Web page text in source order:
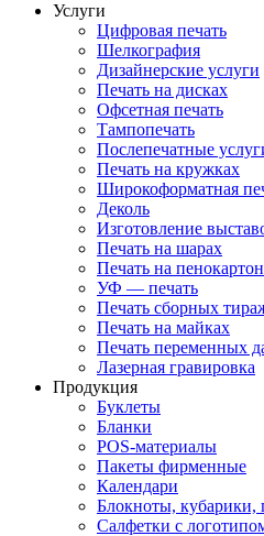
Услуги
Цифровая печать
Шелкография
Дизайнерские услуги
Печать на дисках
Офсетная печать
Тампопечать
Послепечатные
Печать на кружках
Широкоформатная
Деколь
Изготовление
Печать на шарах
Печать на
УФ — печать
Печать сборных
Печать на майках
Печать переменных
Лазерная гравировка
Продукция
Буклеты
Бланки
POS-материалы
Пакеты фирменные
Календари
Блокноты, кубарики,
Салфетки с